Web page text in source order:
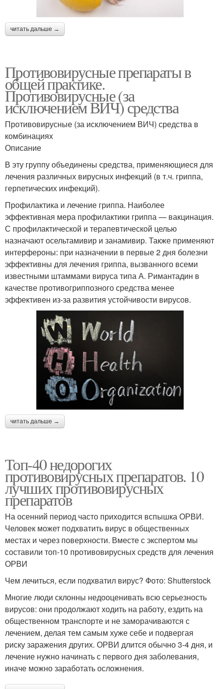
читать дальше →
Противовирусные препараты в
общей практике.
Противовирусные (за
исключением ВИЧ) средства
Противовирусные (за исключением ВИЧ) средства в
комбинациях
Описание
В эту группу объединены средства, применяющиеся для
лечения различных вирусных инфекций (в т.ч. гриппа,
герпетических инфекций).
Профилактика и лечение гриппа. Наиболее
эффективная мера профилактики гриппа — вакцинация.
С профилактической и терапевтической целью
назначают осельтамивир и занамивир. Также применяют
интерфероны: при назначении в первые 2 дня болезни
эффективны для лечения гриппа, вызванного всеми
известными штаммами вируса типа А. Римантадин в
качестве противогриппозного средства менее
эффективен из-за развития устойчивости вирусов.
читать дальше →
Топ-40 недорогих
противовирусных препаратов. 10
лучших противовирусных
препаратов
На осенний период часто приходится вспышка ОРВИ.
Человек может подхватить вирус в общественных
местах и через поверхности. Вместе с экспертом мы
составили топ-10 противовирусных средств для лечения
ОРВИ
Чем лечиться, если подхватил вирус? Фото: Shutterstock
Многие люди склонны недооценивать всю серьезность
вирусов: они продолжают ходить на работу, ездить на
общественном транспорте и не заморачиваются с
лечением, делая тем самым хуже себе и подвергая
риску заражения других. ОРВИ длится обычно 3-4 дня, и
лечение нужно начинать с первого дня заболевания,
иначе можно заработать осложнения.